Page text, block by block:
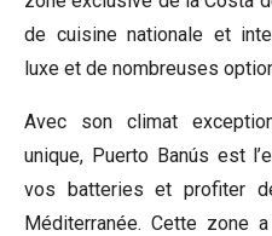
de cuisine nationale et
luxe et de nombreuses
Avec son climat
unique, Puerto Banús est
vos batteries et profiter
Méditerranée. Cette zone